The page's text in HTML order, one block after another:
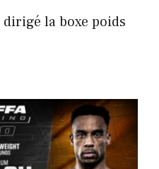
la boxe poids